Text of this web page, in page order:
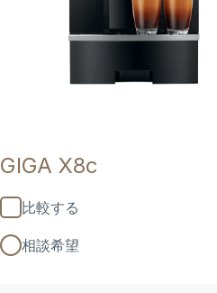
GIGA X8c
比較する
相談希望